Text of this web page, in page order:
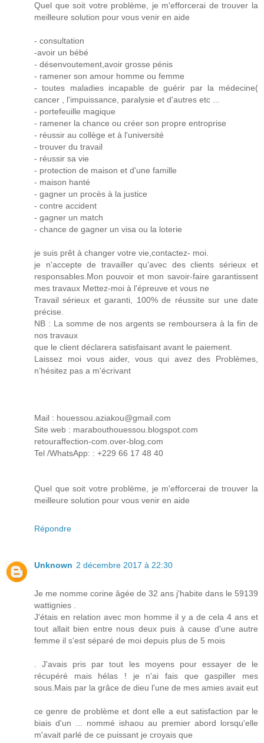
Quel que soit votre problème, je m'efforcerai de trouver la
meilleure solution pour vous venir en aide
- consultation
-avoir un bébé
- désenvoutement,avoir grosse pénis
- ramener son amour homme ou femme
- toutes maladies incapable de guérir par la médecine(
cancer , l'impuissance, paralysie et d'autres etc ...
- portefeuille magique
- ramener la chance ou créer son propre entroprise
- réussir au collège et à l'université
- trouver du travail
- réussir sa vie
- protection de maison et d'une famille
- maison hanté
- gagner un procès à la justice
- contre accident
- gagner un match
- chance de gagner un visa ou la loterie
je suis prêt à changer votre vie,contactez- moi.
je n'accepte de travailler qu'avec des clients sérieux et
responsables.Mon pouvoir et mon savoir-faire garantissent
mes travaux Mettez-moi à l'épreuve et vous ne
Travail sérieux et garanti, 100% de réussite sur une date
précise.
NB : La somme de nos argents se remboursera à la fin de
nos travaux
que le client déclarera satisfaisant avant le paiement.
Laissez moi vous aider, vous qui avez des Problèmes,
n’hésitez pas a m'écrivant
Mail : houessou.aziakou@gmail.com
Site web : marabouthouessou.blogspot.com
retouraffection-com.over-blog.com
Tel /WhatsApp: : +229 66 17 48 40
Quel que soit votre problème, je m'efforcerai de trouver la
meilleure solution pour vous venir en aide
Répondre
Unknown 2 décembre 2017 à 22:30
Je me nomme corine âgée de 32 ans j'habite dans le 59139
wattignies .
J'étais en relation avec mon homme il y a de cela 4 ans et
tout allait bien entre nous deux puis à cause d'une autre
femme il s'est séparé de moi depuis plus de 5 mois
. J'avais pris par tout les moyens pour essayer de le
récupéré mais hélas ! je n'ai fais que gaspiller mes
sous.Mais par la grâce de dieu l'une de mes amies avait eut
ce genre de problème et dont elle a eut satisfaction par le
biais d'un ... nommé ishaou au premier abord lorsqu'elle
m'avait parlé de ce puissant je croyais que